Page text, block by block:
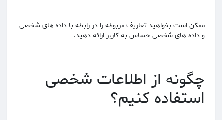
ممکن است بخواهید تعاریف مربوطه را در رابطه با داده های شخصی
و داده های شخصی حساس به کاربر ارائه دهید.
چگونه از اطلاعات شخصی
استفاده کنیم؟